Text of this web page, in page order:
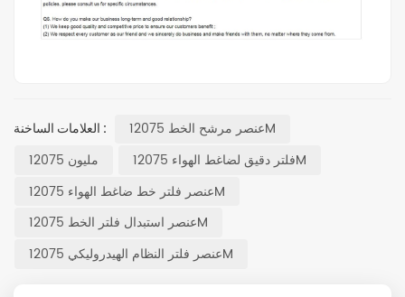
العلامات الساخنة :
عنصر مرشح الخط 12075M
12075 مليون
فلتر دقيق لضاغط الهواء 12075M
عنصر فلتر خط ضاغط الهواء 12075M
عنصر استبدال فلتر الخط 12075M
عنصر فلتر النظام الهيدروليكي 12075M